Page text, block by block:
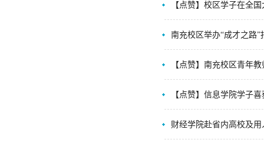
【点赞】校区学子在全
南充校区举办“成才之路”
【点赞】南充校区青年
【点赞】信息学院学子
财经学院赴省内高校及